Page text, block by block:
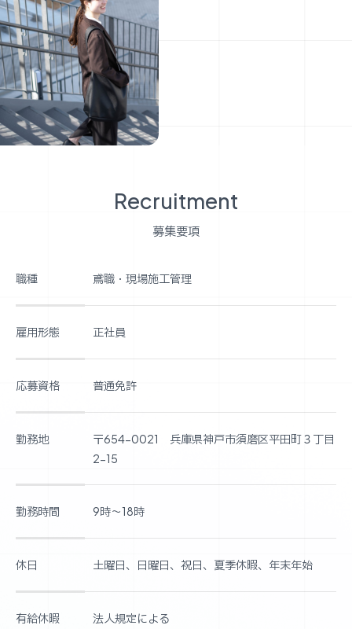
Recruitment
募集要項
職種 鳶職・現場施工管理
雇用形態 正社員
応募資格 普通免許
勤務地
〒654-0021 兵庫県神戸市須磨区平田町３丁目
2-15
勤務時間 9時～18時
休日 土曜日、日曜日、祝日、夏季休暇、年末年始
有給休暇 法人規定による